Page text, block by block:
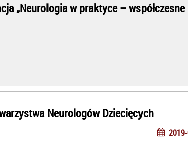
„Neurologia w praktyce – współczesne
Neurologów Dziecięcych